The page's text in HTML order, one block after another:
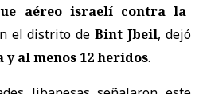
aéreo israelí contra la
el distrito deBint Jbeil, dejó
al menos 12 heridos.